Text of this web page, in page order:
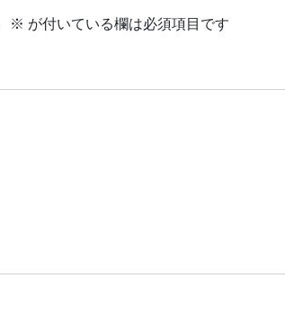
※ が付いている欄は必須項目です